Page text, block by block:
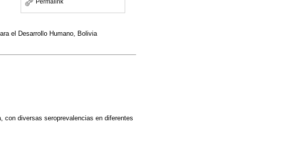
Permalink
el Desarrollo Humano, Bolivia
diversas seroprevalencias en diferentes